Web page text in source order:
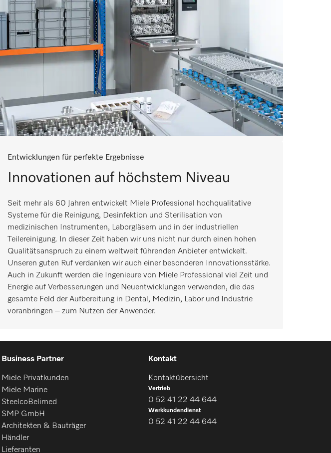
Entwicklungen für perfekte Ergebnisse
Innovationen auf höchstem Niveau
Seit mehr als 60 Jahren entwickelt Miele Professional hochqualitative
Systeme für die Reinigung, Desinfektion und Sterilisation von
medizinischen Instrumenten, Laborgläsern und in der industriellen
Teilereinigung. In dieser Zeit haben wir uns nicht nur durch einen hohen
Qualitätsanspruch zu einem weltweit führenden Anbieter entwickelt.
Unseren guten Ruf verdanken wir auch einer besonderen Innovationsstärke.
Auch in Zukunft werden die Ingenieure von Miele Professional viel Zeit und
Energie auf Verbesserungen und Neuentwicklungen verwenden, die das
gesamte Feld der Aufbereitung in Dental, Medizin, Labor und Industrie
voranbringen – zum Nutzen der Anwender.
Business Partner
Miele Privatkunden
Miele Marine
SteelcoBelimed
SMP GmbH
Architekten & Bauträger
Händler
Lieferanten
Kontakt
Kontaktübersicht
Vertrieb
0 52 41 22 44 644
Werkkundendienst
0 52 41 22 44 644